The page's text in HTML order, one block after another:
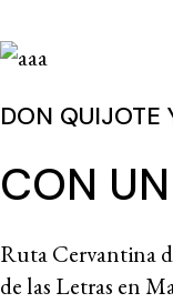
DON QUIJOTE
CON
Ruta Cervantina
de las Letras en